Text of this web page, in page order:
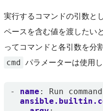
実行するコマンドの引数と
ペースを含む値を渡したい
ってコマンドと各引数を分
cmd パラメーターは使用し
- name :
Run command